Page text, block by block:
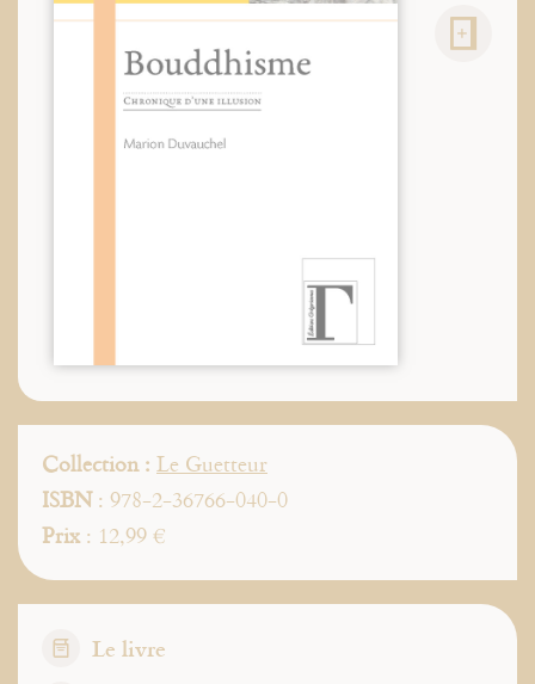
Collection : Le Guetteur
ISBN: 978-2-36766-040-0
Prix: 12,99 €
Le livre